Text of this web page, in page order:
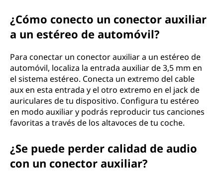
¿Cómo conecto un conector auxiliar
a un estéreo de automóvil?
Para conectar un conector auxiliar a un estéreo de
automóvil, localiza la entrada auxiliar de 3,5 mm en
el sistema estéreo. Conecta un extremo del cable
aux en esta entrada y el otro extremo en el jack de
auriculares de tu dispositivo. Configura tu estéreo
en modo auxiliar y podrás reproducir tus canciones
favoritas a través de los altavoces de tu coche.
¿Se puede perder calidad de audio
con un conector auxiliar?